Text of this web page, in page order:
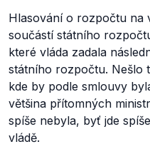
Hlasování o rozpočtu na
součástí státního
které vláda zadala
státního rozpočtu. Nešlo
kde by podle smlouvy
většina přítomných
spíše nebyla, byť jde
vládě.